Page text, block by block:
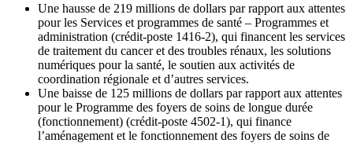
Une hausse de 219 millions de dollars par rapport aux attentes
pour les Services et programmes de santé – Programmes et
administration (crédit-poste 1416-2), qui financent les services
de traitement du cancer et des troubles rénaux, les solutions
numériques pour la santé, le soutien aux activités de
coordination régionale et d’autres services.
Une baisse de 125 millions de dollars par rapport aux attentes
pour le Programme des foyers de soins de longue durée
(fonctionnement) (crédit-poste 4502-1), qui finance
l’aménagement et le fonctionnement des foyers de soins de